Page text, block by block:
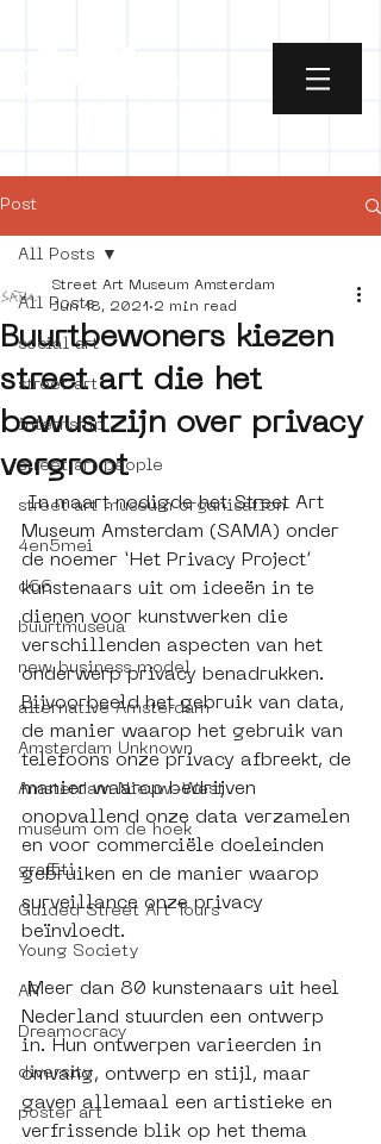
Post
All Posts
social art
street art
internship
street art people
street art museum organisation
4en5mei
d66
buurtmuseua
new business model
alternative Amsterdam
Amsterdam Unknown
Amsterdam Nieuw-West
museum om de hoek
graffiti
Guided Street Art Tours
Young Society
AR
Dreamocracy
diversity
poster art
All Posts
Buurtbewoners kiezen
street art die het
bewustzijn over privacy
vergroot
Street Art Museum Amsterdam
Jun 18, 2021 2 min read
In maart nodigde het Street Art
Museum Amsterdam (SAMA) onder
de noemer ‘Het Privacy Project’
kunstenaars uit om ideeën in te
dienen voor kunstwerken die
verschillenden aspecten van het
onderwerp privacy benadrukken.
Bijvoorbeeld het gebruik van data,
de manier waarop het gebruik van
telefoons onze privacy afbreekt, de
manier waarop bedrijven
onopvallend onze data verzamelen
en voor commerciële doeleinden
gebruiken en de manier waarop
surveillance onze privacy
beïnvloedt.
Meer dan 80 kunstenaars uit heel
Nederland stuurden een ontwerp
in. Hun ontwerpen varieerden in
omvang, ontwerp en stijl, maar
gaven allemaal een artistieke en
verfrissende blik op het thema